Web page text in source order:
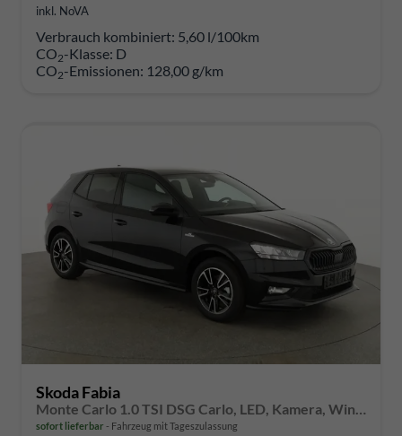
inkl. NoVA
Verbrauch kombiniert: 5,60 l/100km
CO2-Klasse: D
CO2-Emissionen: 128,00 g/km
Skoda Fabia
Monte Carlo 1.0 TSI DSG Carlo, LED, Kamera, Winter, 4 J.-Garantie
sofort lieferbar Fahrzeug mit Tageszulassung